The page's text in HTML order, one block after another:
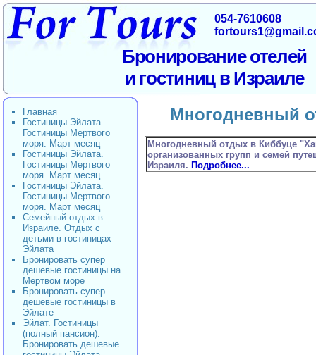
054-7610608
Бронирование отелей
и гостиниц в Израиле
Главная
Гостиницы.Эйлата.
Гостиницы Мертвого
моря. Март месяц
Гостиницы Эйлата.
Гостиницы Мертвого
моря. Март месяц
Гостиницы Эйлата.
Гостиницы Мертвого
моря. Март месяц
Семейный отдых в
Израиле. Отдых с
детьми в гостиницах
Эйлата
Бронировать супер
дешевые гостиницы на
Мертвом море
Бронировать супер
дешевые гостиницы в
Эйлате
Эйлат. Гостиницы
(полный пансион).
Бронировать дешевые
Многодневный
Многодневный отдых в Киббуце
организованных групп и семей
Израиля. Подробнее...